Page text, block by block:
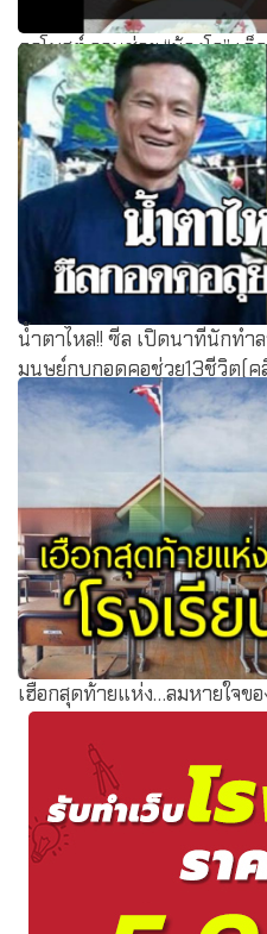
ครูโพสต์ วอนช่วย “น้องโอ” เ
ข้าว-จ่ายค่าเทอม
น้ำตาไหล!! ซีล เปิดนาทีนักท
มนุษย์กบกอดคอช่วย13ชีวิต(ค
เฮือกสุดท้ายแห่ง…ลมหายใจของ